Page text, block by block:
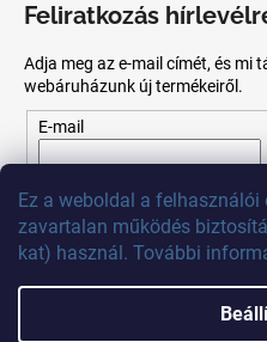
Ez a weboldal a felhasználói
zavartalan működés
kat) használ. További
Feliratkozás
Adja meg az e-mail címét, és mi
webáruházunk új termékeiről.
E-mail
szabályzatot.
FELIRATKOZÁS